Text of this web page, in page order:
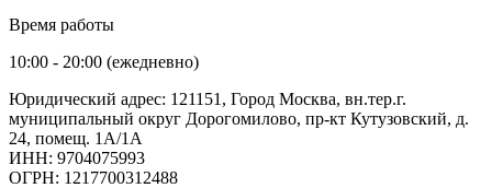
Время работы
10:00 - 20:00 (ежедневно)
Юридический адрес: 121151, Город Москва, вн.тер.г.
муниципальный округ Дорогомилово, пр-кт Кутузовский, д.
24, помещ. 1А/1А
ИНН: 9704075993
ОГРН: 1217700312488